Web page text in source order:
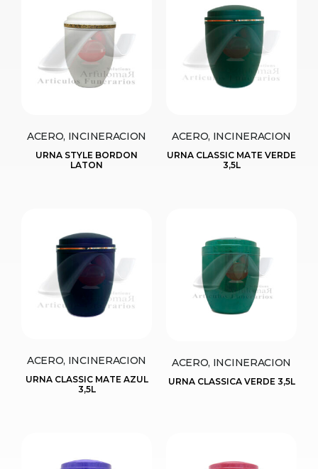
ACERO, INCINERACION
URNA STYLE BORDON
LATON
ACERO, INCINERACION
URNA CLASSIC MATE VERDE
3,5L
ACERO, INCINERACION
URNA CLASSIC MATE AZUL
3,5L
ACERO, INCINERACION
URNA CLASSICA VERDE 3,5L